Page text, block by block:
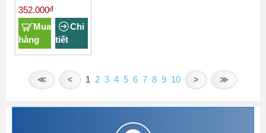
352.000đ
Mua
hàng
Chi
tiết
≪ < 1 2 3 4 5 6 7 8 9 10 > ≫